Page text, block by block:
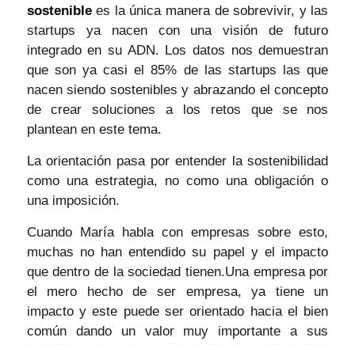
sosteniblees la única manera de sobrevivir, y las
startups ya nacen con una visión de futuro
integrado en su ADN. Los datos nos demuestran
que son ya casi el 85% de las startups las que
nacen siendo sostenibles y abrazando el concepto
de crear soluciones a los retos que se nos
plantean en este tema.
La orientación pasa por entender la sostenibilidad
como una estrategia, no como una obligación o
una imposición.
Cuando María habla con empresas sobre esto,
muchas no han entendido su papel y el impacto
que dentro de la sociedad tienen.Una empresa por
el mero hecho de ser empresa, ya tiene un
impacto y este puede ser orientado hacia el bien
común dando un valor muy importante a sus